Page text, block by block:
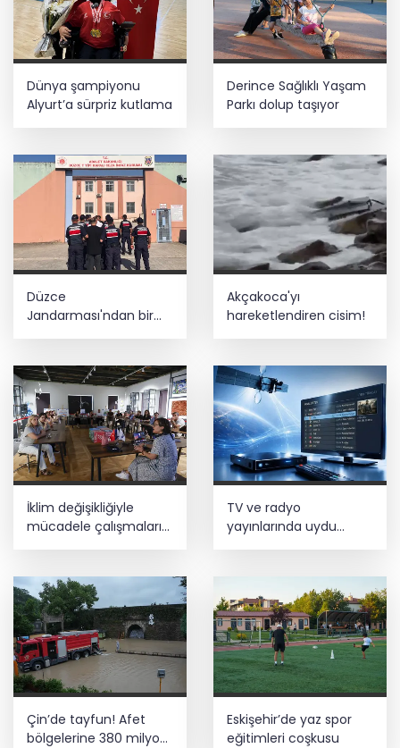
Dünya şampiyonu
Alyurt’a sürpriz kutlama
Derince Sağlıklı Yaşam
Parkı dolup taşıyor
Düzce
Jandarması'ndan bir
kişi yakalandı
Akçakoca'yı
hareketlendiren cisim!
İklim değişikliğiyle
mücadele çalışmaları
yerinde incelendi
TV ve radyo
yayınlarında uydu
değişikliği... Anten ayarı
Çin’de tayfun! Afet
bölgelerine 380 milyon
Eskişehir’de yaz spor
eğitimleri coşkusu